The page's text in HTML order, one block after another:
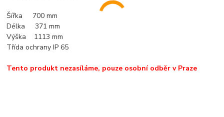
Šířka 700 mm
Délka 371 mm
Výška 1113 mm
Třída ochrany IP 65
Tento produkt nezasíláme, pouze osobní odběr v Praze